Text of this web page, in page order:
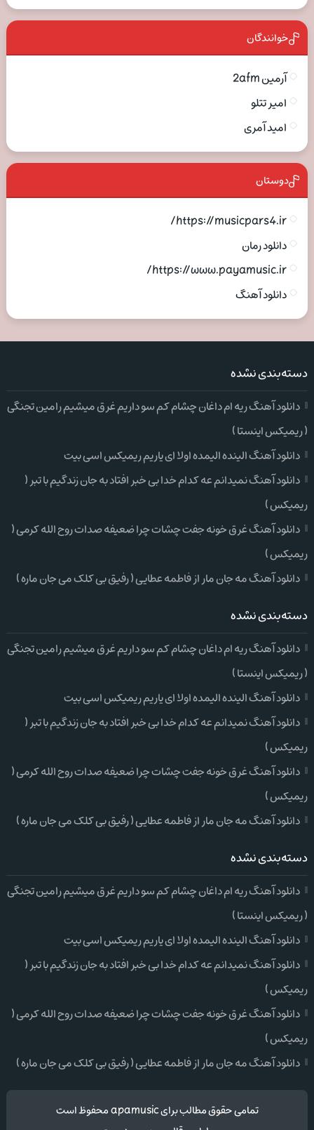
خوانندگان
آرمین 2afm
امیر تتلو
امید آمری
دوستان
https://musicpars4.ir/
دانلود رمان
https://www.payamusic.ir/
دانلود آهنگ
دسته‌بندی نشده
دانلود آهنگ ریه ام داغان چشام کم سو داریم غرق میشیم رامین تجنگی
( ریمیکس اینستا )
دانلود آهنگ الینده الیمده اولا ای یاریم ریمیکس اسی بیت
دانلود آهنگ نمیدانم عه کدام خدا بی خبر افتاد به جان زندگیم با تبر (
ریمیکس )
دانلود آهنگ غرق خونه جفت چشات چرا ضعیفه صدات روح الله کرمی (
ریمیکس )
دانلود آهنگ مه جان مار از فاطمه عطایی ( رفیق بی کلک می جان ماره )
دسته‌بندی نشده
دانلود آهنگ ریه ام داغان چشام کم سو داریم غرق میشیم رامین تجنگی
( ریمیکس اینستا )
دانلود آهنگ الینده الیمده اولا ای یاریم ریمیکس اسی بیت
دانلود آهنگ نمیدانم عه کدام خدا بی خبر افتاد به جان زندگیم با تبر (
ریمیکس )
دانلود آهنگ غرق خونه جفت چشات چرا ضعیفه صدات روح الله کرمی (
ریمیکس )
دانلود آهنگ مه جان مار از فاطمه عطایی ( رفیق بی کلک می جان ماره )
دسته‌بندی نشده
دانلود آهنگ ریه ام داغان چشام کم سو داریم غرق میشیم رامین تجنگی
( ریمیکس اینستا )
دانلود آهنگ الینده الیمده اولا ای یاریم ریمیکس اسی بیت
دانلود آهنگ نمیدانم عه کدام خدا بی خبر افتاد به جان زندگیم با تبر (
ریمیکس )
دانلود آهنگ غرق خونه جفت چشات چرا ضعیفه صدات روح الله کرمی (
ریمیکس )
دانلود آهنگ مه جان مار از فاطمه عطایی ( رفیق بی کلک می جان ماره )
تمامی حقوق مطالب برای apamusic محفوظ است